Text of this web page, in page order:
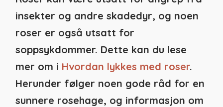
insekter og andre skadedyr, og noen
roser er også utsatt for
soppsykdommer. Dette kan du lese
mer om i Hvordan lykkes med roser.
Herunder følger noen gode råd for en
sunnere rosehage, og informasjon om